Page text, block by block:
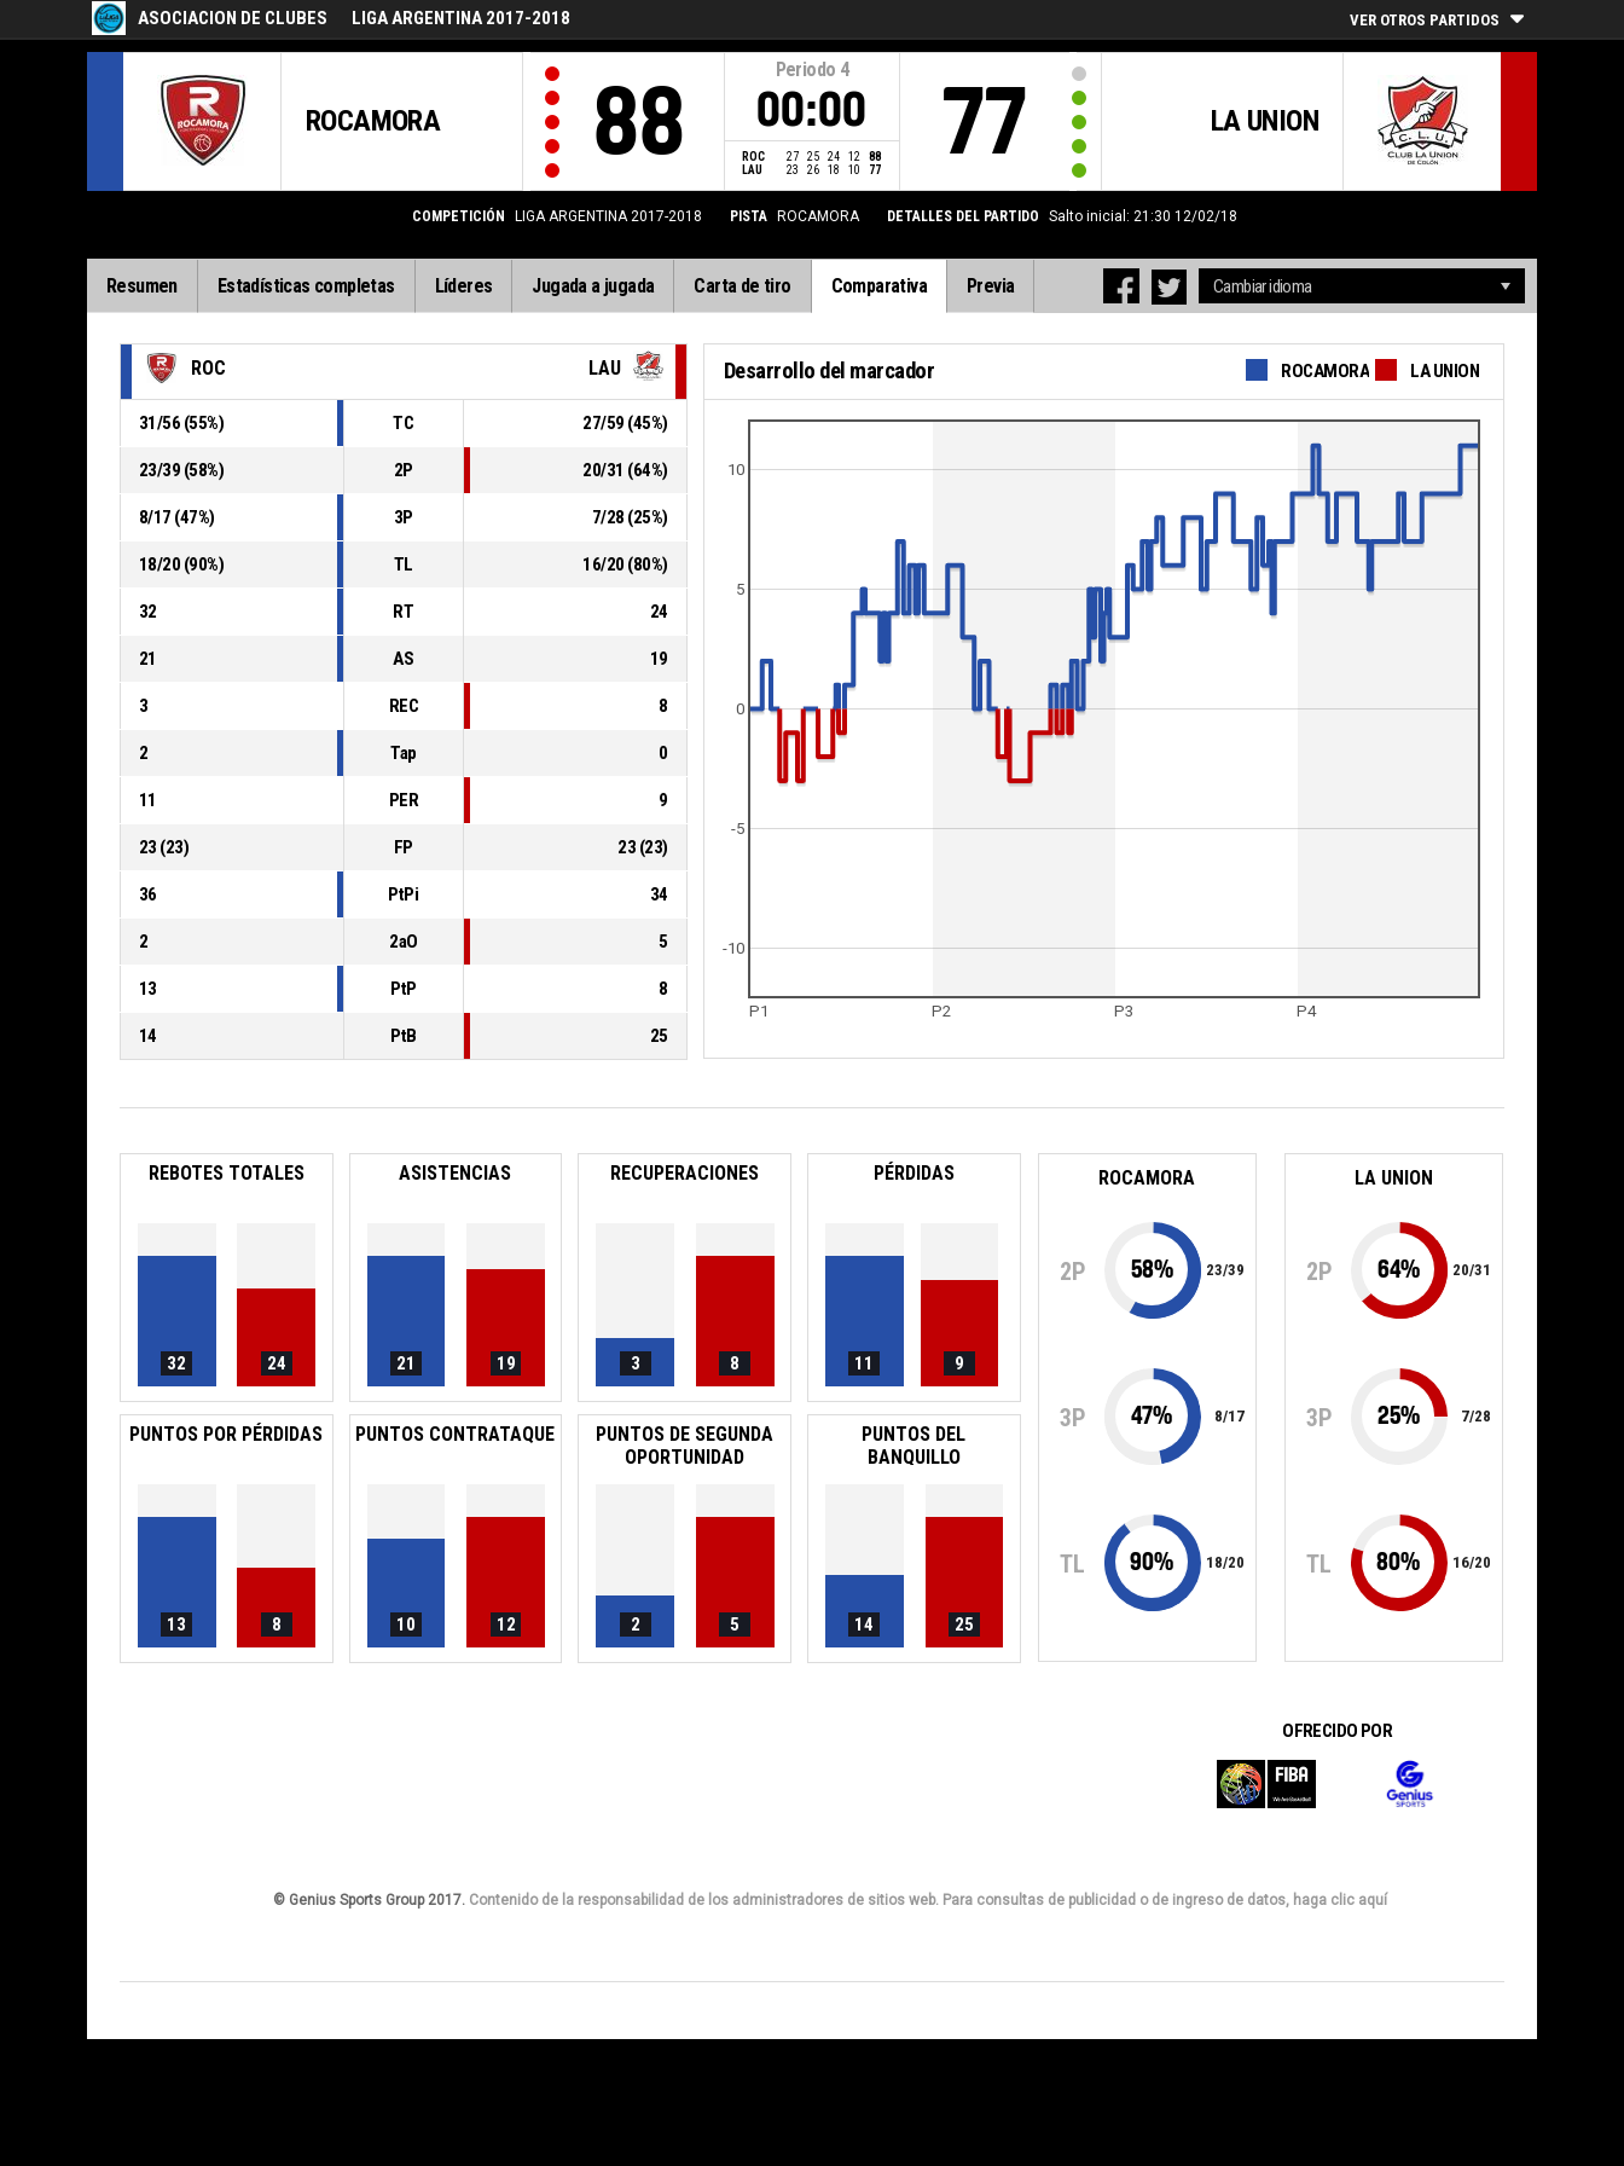
ASOCIACION DE CLUBES LIGA ARGENTINA 2017-2018 VER OTROS PARTIDOS
ROCAMORA 88
Periodo 4
00:00
ROC 27 25 24 12
88
LAU
23 26 18 10 77
LA UNION
77
COMPETICIÓN LIGA ARGENTINA 2017-2018 PISTA ROCAMORA DETALLES DEL PARTIDO Salto inicial: 21:30 12/02/18
Resumen Estadísticas completas Líderes Jugada a jugada Carta de tiro Comparativa Previa
ROC LAU
31/56 (55%) TC 27/59 (45%)
23/39 (58%) 2P 20/31 (64%)
8/17 (47%) 3P 7/28 (25%)
18/20 (90%) TL 16/20 (80%)
32 RT 24
21 AS 19
3 REC 8
2 Tap 0
11 PER 9
23 (23) FP 23 (23)
36 PtPi 34
2 2aO 5
13 PtP 8
14 PtB 25
Desarrollo del marcador ROCAMORA LA UNION
P1 P2 P3 P4
0
5
10
-10
-5
REBOTES TOTALES
32 24
ASISTENCIAS
21 19
RECUPERACIONES
3 8
PÉRDIDAS
11 9
PUNTOS POR PÉRDIDAS
13 8
PUNTOS CONTRATAQUE
10 12
PUNTOS DE SEGUNDA
OPORTUNIDAD
2 5
PUNTOS DEL
BANQUILLO
14 25
ROCAMORA
2P 58% 23/39
3P 47% 8/17
TL 90% 18/20
LA UNION
2P 64% 20/31
3P 25% 7/28
TL 80% 16/20
OFRECIDO POR
© Genius Sports Group 2017. Contenido de la responsabilidad de los administradores de sitios web. Para consultas de publicidad o de ingreso de datos, haga clic aquí